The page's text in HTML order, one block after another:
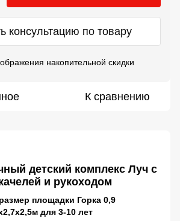
консультацию по товару
накопительной скидки
К сравнению
детский комплекс Луч с
и рукоходом
площадки Горка 0,9
для 3-10 лет